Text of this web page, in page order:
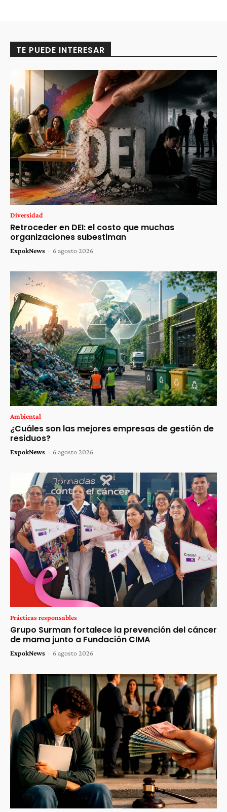
TE PUEDE INTERESAR
Diversidad
Retroceder en DEI: el costo que muchas
organizaciones subestiman
ExpokNews - 6 agosto 2026
Ambiental
¿Cuáles son las mejores empresas de gestión de
residuos?
ExpokNews - 6 agosto 2026
Prácticas responsables
Grupo Surman fortalece la prevención del cáncer
de mama junto a Fundación CIMA
ExpokNews - 6 agosto 2026